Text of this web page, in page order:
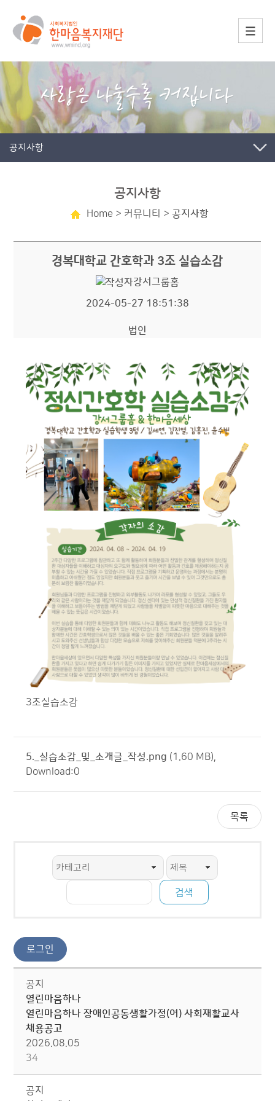
공지사항
공지사항
Home > 커뮤니티 > 공지사항
경복대학교 간호학과 3조 실습소감
강서그룹홈
2024-05-27 18:51:38
법인
3조실습소감
5._실습소감_및_소개글_작성.png (1.60 MB),
Download:0
공지
열린마음하나
열린마음하나 장애인공동생활가정(여) 사회재활교사
채용공고
2026.08.05
34
공지